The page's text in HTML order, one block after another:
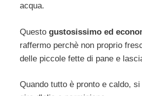
acqua.
Questo gustosissimo ed
raffermo perchè non proprio
delle piccole fette di pane e
Quando tutto è pronto e caldo,